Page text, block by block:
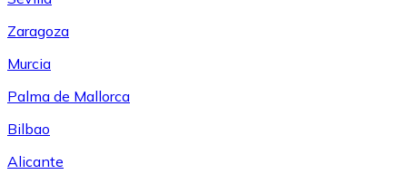
Zaragoza
Murcia
Palma de Mallorca
Bilbao
Alicante